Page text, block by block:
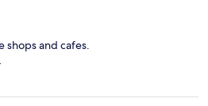
shops and cafes.